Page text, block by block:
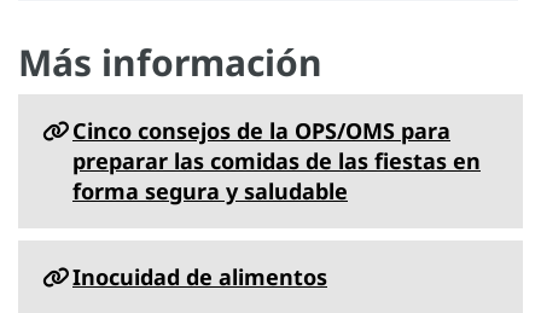
Más información
Cinco consejos de la OPS/OMS para
preparar las comidas de las fiestas en
forma segura y saludable
Inocuidad de alimentos